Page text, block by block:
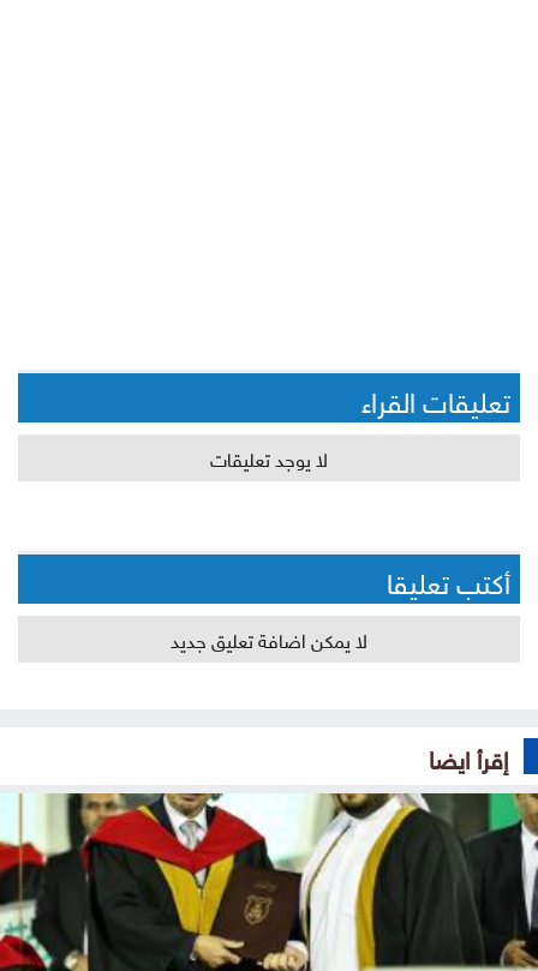
تعليقات القراء
لا يوجد تعليقات
أكتب تعليقا
لا يمكن اضافة تعليق جديد
إقرأ ايضا